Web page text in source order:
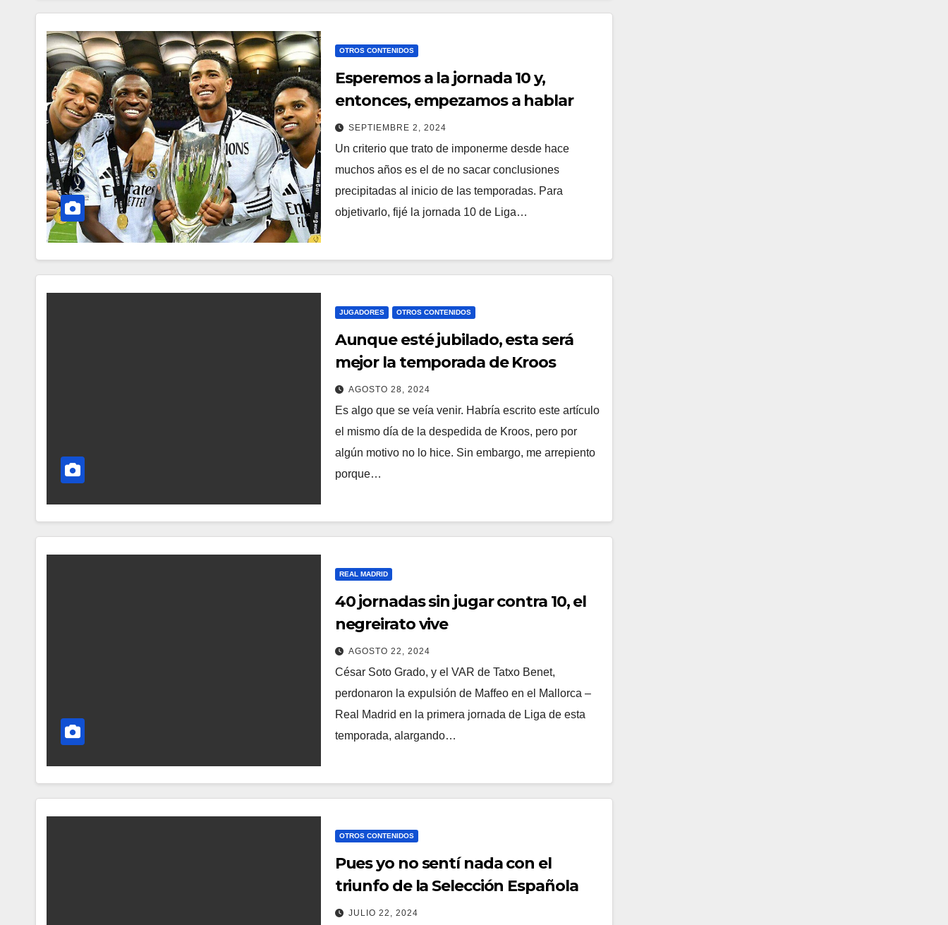
OTROS CONTENIDOS
Esperemos a la jornada 10 y,
entonces, empezamos a hablar
SEPTIEMBRE 2, 2024
Un criterio que trato de imponerme desde hace
muchos años es el de no sacar conclusiones
precipitadas al inicio de las temporadas. Para
objetivarlo, fijé la jornada 10 de Liga…
JUGADORES OTROS CONTENIDOS
Aunque esté jubilado, esta será
mejor la temporada de Kroos
AGOSTO 28, 2024
Es algo que se veía venir. Habría escrito este artículo
el mismo día de la despedida de Kroos, pero por
algún motivo no lo hice. Sin embargo, me arrepiento
porque…
REAL MADRID
40 jornadas sin jugar contra 10, el
negreirato vive
AGOSTO 22, 2024
César Soto Grado, y el VAR de Tatxo Benet,
perdonaron la expulsión de Maffeo en el Mallorca –
Real Madrid en la primera jornada de Liga de esta
temporada, alargando…
OTROS CONTENIDOS
Pues yo no sentí nada con el
triunfo de la Selección Española
JULIO 22, 2024